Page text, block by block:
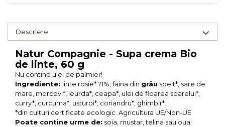
Bomboane, Caramele si Jeleuri
Biscuiti si napolitane
Zahar si indulcitori
Batoane
Dulciuri bio
Guma de mestecat bio
Snacksuri
Descriere
Natur Compagnie - Supa crema Bio
de linte, 60 g
Nu contine ulei de palmier!
Ingrediente: linte rosie* 71%, faina din grâu spelt*, sare de
mare, morcovi*, leurda*, ceapa*, ulei de floarea soarelui*,
curry*, curcuma*, usturoi*, coriandru*, ghimbir*.
*din culturi certificate ecologic. Agricultura UE/Non-UE
Poate contine urme de: soia, mustar, telina sau oua.